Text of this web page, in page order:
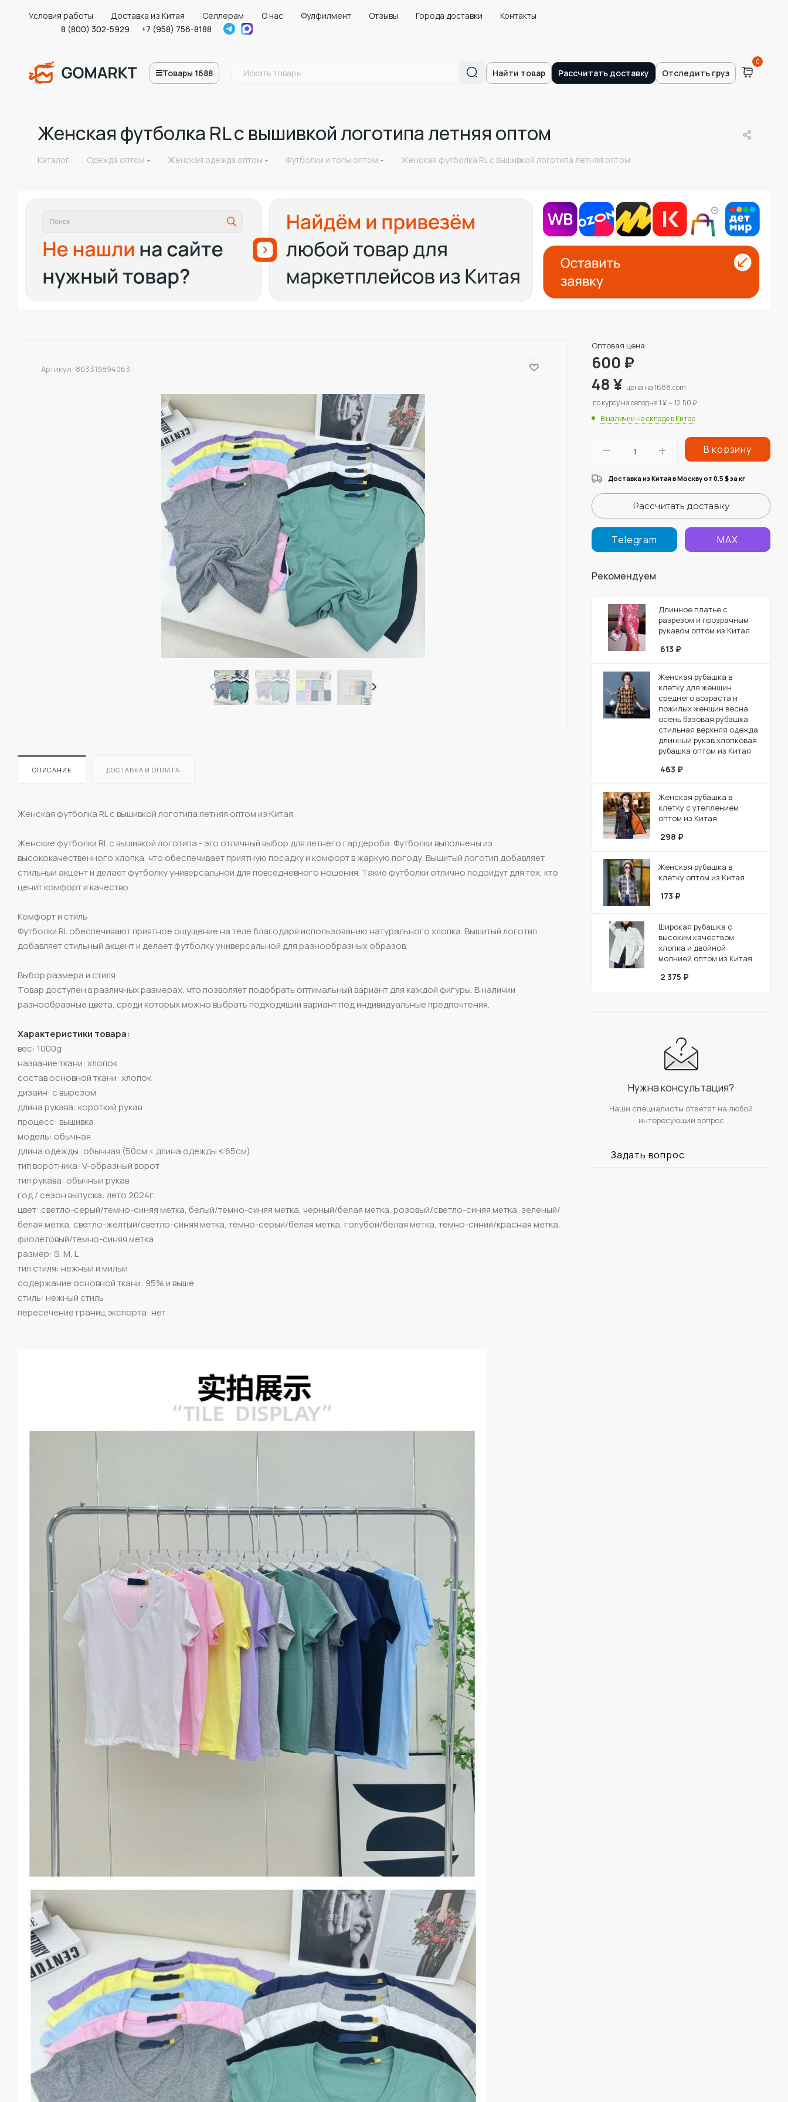
Условия работы Доставка из Китая Селлерам О нас Фулфилмент Отзывы Города доставки
Контакты
8 (800) 302-5929
+7 (958) 756-8188
Товары 1688 Найти товар Рассчитать доставку Отследить груз
0
Женская футболка RL с вышивкой логотипа летняя оптом
Каталог — Одежда оптом — Женская одежда оптом — Футболки и топы оптом — Женская футболка RL с вышивкой логотипа летняя оптом
Артикул: 803319894063
ОПИСАНИЕ ДОСТАВКА И ОПЛАТА
Женская футболка RL с вышивкой логотипа летняя оптом из Китая
Женские футболки RL с вышивкой логотипа - это отличный выбор для летнего гардероба. Футболки выполнены из
высококачественного хлопка, что обеспечивает приятную посадку и комфорт в жаркую погоду. Вышитый логотип добавляет
стильный акцент и делает футболку универсальной для повседневного ношения. Такие футболки отлично подойдут для тех, кто
ценит комфорт и качество.
Комфорт и стиль
Футболки RL обеспечивают приятное ощущение на теле благодаря использованию натурального хлопка. Вышитый логотип
добавляет стильный акцент и делает футболку универсальной для разнообразных образов.
Выбор размера и стиля
Товар доступен в различных размерах, что позволяет подобрать оптимальный вариант для каждой фигуры. В наличии
разнообразные цвета, среди которых можно выбрать подходящий вариант под индивидуальные предпочтения.
Характеристики товара:
вес: 1000g
название ткани: хлопок
состав основной ткани: хлопок
дизайн: с вырезом
длина рукава: короткий рукав
процесс: вышивка
модель: обычная
длина одежды: обычная (50см < длина одежды ≤ 65см)
тип воротника: V-образный ворот
тип рукава: обычный рукав
год / сезон выпуска: лето 2024г.
цвет: светло-серый/темно-синяя метка, белый/темно-синяя метка, черный/белая метка, розовый/светло-синяя метка, зеленый/
белая метка, светло-желтый/светло-синяя метка, темно-серый/белая метка, голубой/белая метка, темно-синий/красная метка,
фиолетовый/темно-синяя метка
размер: S, M, L
тип стиля: нежный и милый
содержание основной ткани: 95% и выше
стиль: нежный стиль
пересечение границ экспорта: нет
Оптовая цена
600₽
48¥ цена на 1688.com
по курсу на сегодня 1 ¥ = 12.50 ₽
В наличии на складе в Китае
В корзину
Доставка из Китая в Москву от 0.5 $за кг
Рассчитать доставку
Telegram MAX
Рекомендуем
Длинное платье с
разрезом и прозрачным
рукавом оптом из Китая
613 ₽
Женская рубашка в
клетку для женщин
среднего возраста и
пожилых женщин весна
осень базовая рубашка
стильная верхняя одежда
длинный рукав хлопковая
рубашка оптом из Китая
463 ₽
Женская рубашка в
клетку с утеплением
оптом из Китая
298 ₽
Женская рубашка в
клетку оптом из Китая
173 ₽
Широкая рубашка с
высоким качеством
хлопка и двойной
молнией оптом из Китая
2 375 ₽
Нужна консультация?
Наши специалисты ответят на любой
интересующий вопрос
Задать вопрос